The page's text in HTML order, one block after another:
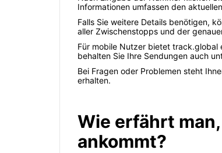
Informationen umfassen den
Falls Sie weitere Details benötigen,
aller Zwischenstopps und der
Für mobile Nutzer bietet track.global
behalten Sie Ihre Sendungen auch
Bei Fragen oder Problemen steht
erhalten.
Wie erfährt
ankommt?